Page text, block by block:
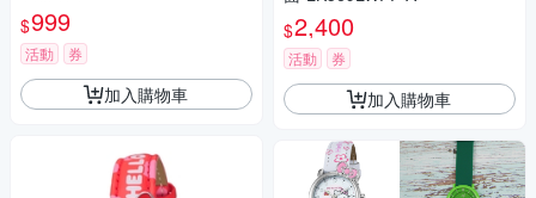
$999
活動 券
加入購物車
$2,400
活動 券
加入購物車